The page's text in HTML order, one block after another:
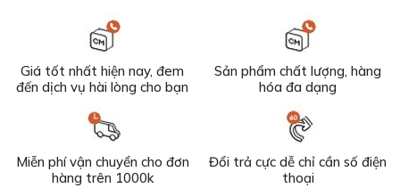
Giá tốt nhất hiện nay, đem
đến dịch vụ hài lòng cho bạn
Sản phẩm chất lượng, hàng
hóa đa dạng
Miễn phí vận chuyển cho đơn
hàng trên 1000k
Đổi trả cực dễ chỉ cần số điện
thoại